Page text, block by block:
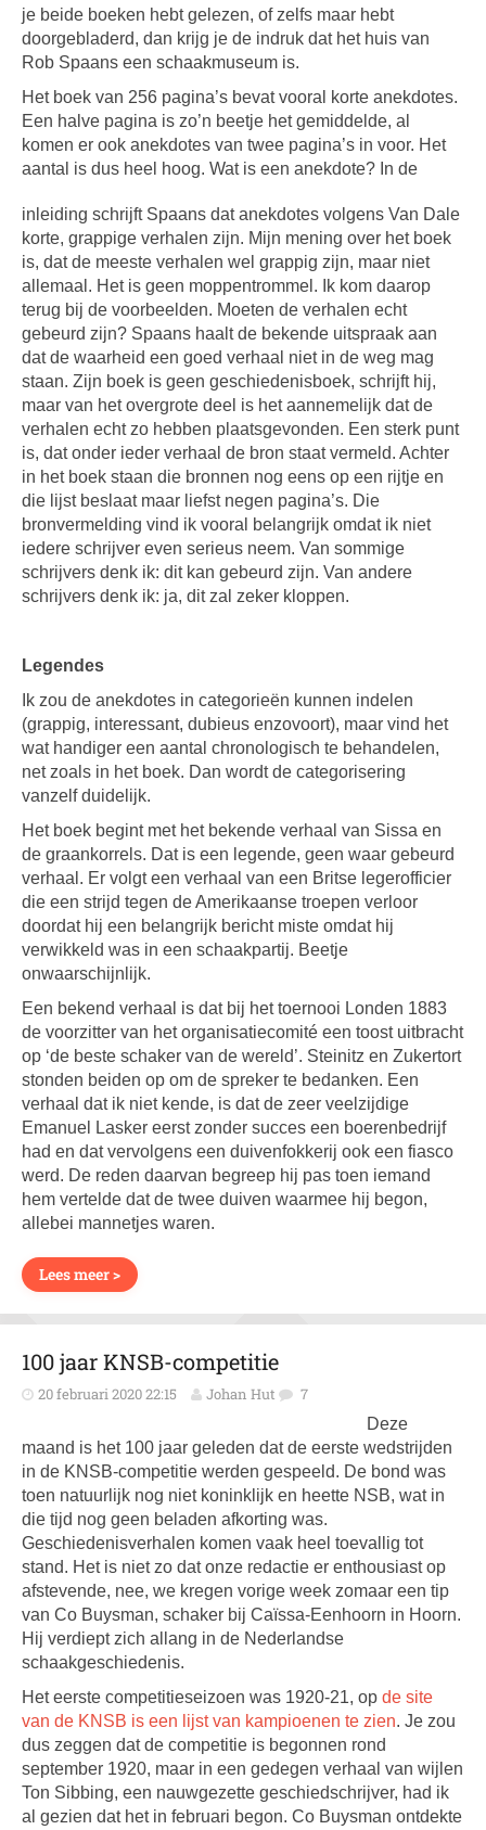
je beide boeken hebt gelezen, of zelfs maar hebt
doorgebladerd, dan krijg je de indruk dat het huis van
Rob Spaans een schaakmuseum is.
Het boek van 256 pagina’s bevat vooral korte anekdotes.
Een halve pagina is zo’n beetje het gemiddelde, al
komen er ook anekdotes van twee pagina’s in voor. Het
aantal is dus heel hoog. Wat is een anekdote? In de
inleiding schrijft Spaans dat anekdotes volgens Van Dale
korte, grappige verhalen zijn. Mijn mening over het boek
is, dat de meeste verhalen wel grappig zijn, maar niet
allemaal. Het is geen moppentrommel. Ik kom daarop
terug bij de voorbeelden. Moeten de verhalen echt
gebeurd zijn? Spaans haalt de bekende uitspraak aan
dat de waarheid een goed verhaal niet in de weg mag
staan. Zijn boek is geen geschiedenisboek, schrijft hij,
maar van het overgrote deel is het aannemelijk dat de
verhalen echt zo hebben plaatsgevonden. Een sterk punt
is, dat onder ieder verhaal de bron staat vermeld. Achter
in het boek staan die bronnen nog eens op een rijtje en
die lijst beslaat maar liefst negen pagina’s. Die
bronvermelding vind ik vooral belangrijk omdat ik niet
iedere schrijver even serieus neem. Van sommige
schrijvers denk ik: dit kan gebeurd zijn. Van andere
schrijvers denk ik: ja, dit zal zeker kloppen.
Legendes
Ik zou de anekdotes in categorieën kunnen indelen
(grappig, interessant, dubieus enzovoort), maar vind het
wat handiger een aantal chronologisch te behandelen,
net zoals in het boek. Dan wordt de categorisering
vanzelf duidelijk.
Het boek begint met het bekende verhaal van Sissa en
de graankorrels. Dat is een legende, geen waar gebeurd
verhaal. Er volgt een verhaal van een Britse legerofficier
die een strijd tegen de Amerikaanse troepen verloor
doordat hij een belangrijk bericht miste omdat hij
verwikkeld was in een schaakpartij. Beetje
onwaarschijnlijk.
Een bekend verhaal is dat bij het toernooi Londen 1883
de voorzitter van het organisatiecomité een toost uitbracht
op ‘de beste schaker van de wereld’. Steinitz en Zukertort
stonden beiden op om de spreker te bedanken. Een
verhaal dat ik niet kende, is dat de zeer veelzijdige
Emanuel Lasker eerst zonder succes een boerenbedrijf
had en dat vervolgens een duivenfokkerij ook een fiasco
werd. De reden daarvan begreep hij pas toen iemand
hem vertelde dat de twee duiven waarmee hij begon,
allebei mannetjes waren.
Lees meer >
100 jaar KNSB-competitie
20 februari 2020 22:15 Johan Hut 7
Deze
maand is het 100 jaar geleden dat de eerste wedstrijden
in de KNSB-competitie werden gespeeld. De bond was
toen natuurlijk nog niet koninklijk en heette NSB, wat in
die tijd nog geen beladen afkorting was.
Geschiedenisverhalen komen vaak heel toevallig tot
stand. Het is niet zo dat onze redactie er enthousiast op
afstevende, nee, we kregen vorige week zomaar een tip
van Co Buysman, schaker bij Caïssa-Eenhoorn in Hoorn.
Hij verdiept zich allang in de Nederlandse
schaakgeschiedenis.
Het eerste competitieseizoen was 1920-21, op de site
van de KNSB is een lijst van kampioenen te zien. Je zou
dus zeggen dat de competitie is begonnen rond
september 1920, maar in een gedegen verhaal van wijlen
Ton Sibbing, een nauwgezette geschiedschrijver, had ik
al gezien dat het in februari begon. Co Buysman ontdekte